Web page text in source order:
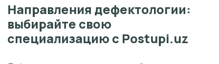
Направления дефектологии:
выбирайте свою
специализацию с Postupi.uz